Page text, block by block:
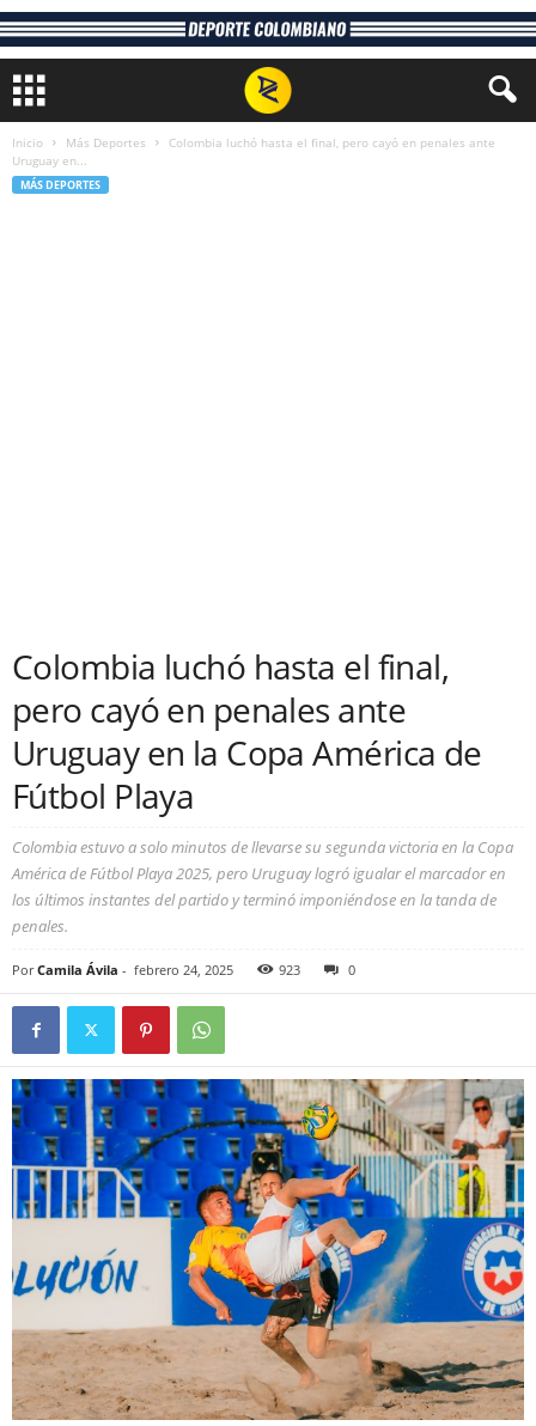
Inicio Más Deportes
Colombia luchó hasta el final, pero cayó en penales ante
Uruguay en...
MÁS DEPORTES
Colombia luchó hasta el final,
pero cayó en penales ante
Uruguay en la Copa América de
Fútbol Playa
Colombia estuvo a solo minutos de llevarse su segunda victoria en la Copa
América de Fútbol Playa 2025, pero Uruguay logró igualar el marcador en
los últimos instantes del partido y terminó imponiéndose en la tanda de
penales.
Por Camila Ávila - febrero 24, 2025 923 0